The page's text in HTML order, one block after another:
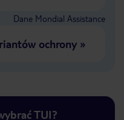
Dane Mondial Assistance
ochrony»
TUI?